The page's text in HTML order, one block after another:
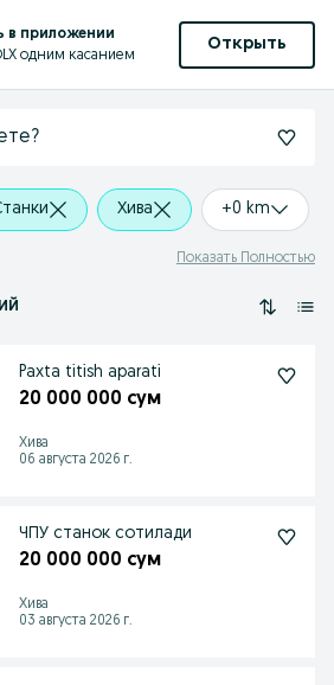
в приложении
одним касанием
Открыть
Хива +0 km
Показать Полностью
Paxta titish aparati
20 000 000 сум
Хива
06 августа 2026 г.
ЧПУ станок сотилади
20 000 000 сум
Хива
03 августа 2026 г.